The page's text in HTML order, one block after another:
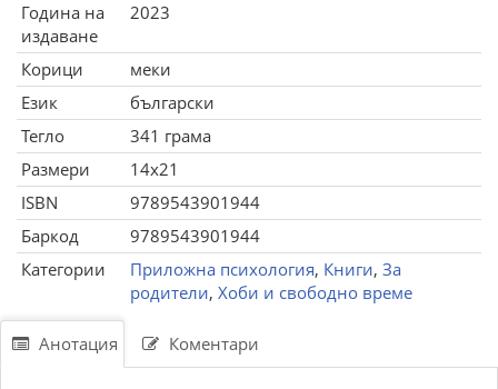
Година на
издаване
2023
Корици
меки
Език
български
Тегло
341 грама
Размери
14x21
ISBN
9789543901944
Баркод
9789543901944
Категории
Приложна психология, Книги, За
родители, Хоби и свободно време
Анотация Коментари